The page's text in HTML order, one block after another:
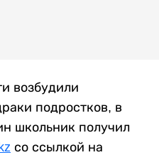
возбудили
подростков, в
школьник получил
со ссылкой на